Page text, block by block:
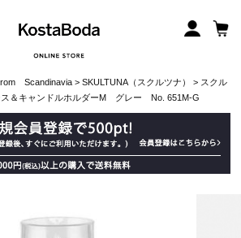
Scandinavia> SKULTUNA（スクルツナ）
> スクル
＆キャンドルホルダーM グレー No. 651M-G